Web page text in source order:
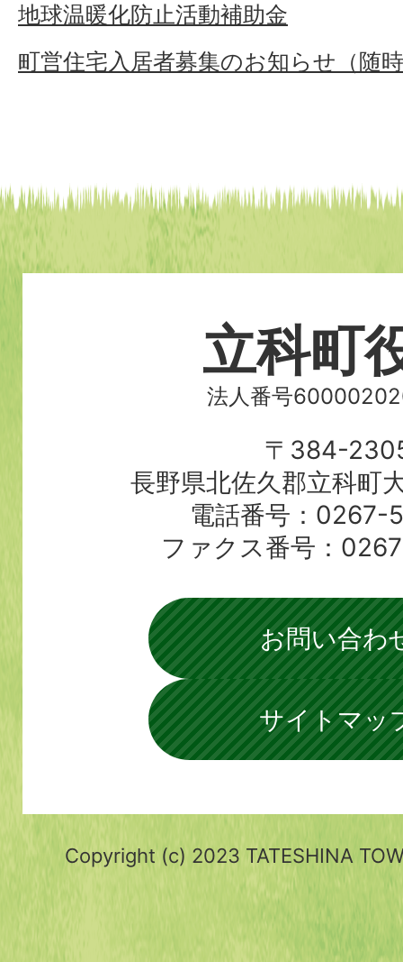
地球温暖化防止活動補助金
町営住宅入居者募集のお知らせ（随
立科町
法人番号
〒384-
長野県北佐久郡立科町
電話番号：0267-
ファクス番号：
お問い合わ
サイトマッ
Copyright (c) 2023 TATESHINA